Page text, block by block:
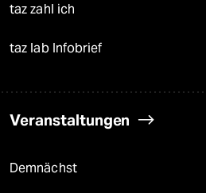
taz zahl ich
taz lab Infobrief
Veranstaltungen
Demnächst